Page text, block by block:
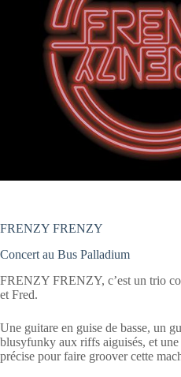
FRENZY FRENZY
Concert au Bus Palladium
FRENZY FRENZY, c’est un trio
et Fred.
Une guitare en guise de basse, un
blusyfunky aux riffs aiguisés, et
précise pour faire groover cette